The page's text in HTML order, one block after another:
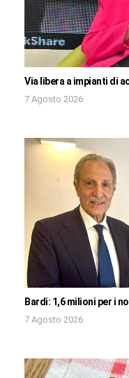
Via libera a impianti di
7 Agosto 2026
Bardi: 1,6 milioni per i
7 Agosto 2026